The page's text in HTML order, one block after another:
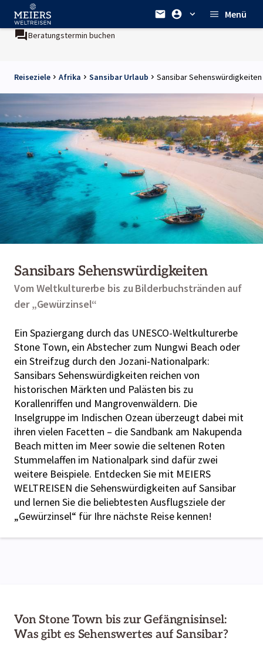
Menü
Beratungstermin buchen
Reiseziele Afrika Sansibar Urlaub Sansibar Sehenswürdigkeiten
Sansibars Sehenswürdigkeiten
Vom Weltkulturerbe bis zu Bilderbuchstränden auf
der „Gewürzinsel“
Ein Spaziergang durch das UNESCO-Weltkulturerbe
Stone Town, ein Abstecher zum Nungwi Beach oder
ein Streifzug durch den Jozani-Nationalpark:
Sansibars Sehenswürdigkeiten reichen von
historischen Märkten und Palästen bis zu
Korallenriffen und Mangrovenwäldern. Die
Inselgruppe im Indischen Ozean überzeugt dabei mit
ihren vielen Facetten – die Sandbank am Nakupenda
Beach mitten im Meer sowie die seltenen Roten
Stummelaffen im Nationalpark sind dafür zwei
weitere Beispiele. Entdecken Sie mit MEIERS
WELTREISEN die Sehenswürdigkeiten auf Sansibar
und lernen Sie die beliebtesten Ausflugsziele der
„Gewürzinsel“ für Ihre nächste Reise kennen!
Von Stone Town bis zur Gefängnisinsel:
Was gibt es Sehenswertes auf Sansibar?